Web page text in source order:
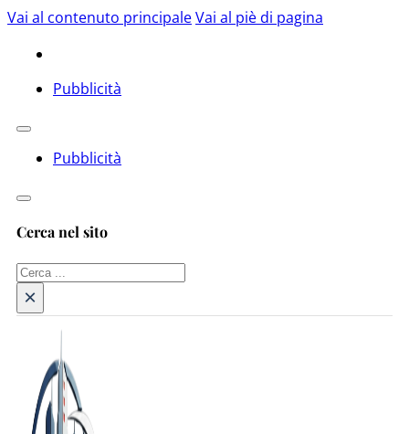
Vai al contenuto principaleVai al piè di pagina
Pubblicità
Pubblicità
Cerca nel sito
Cerca
×